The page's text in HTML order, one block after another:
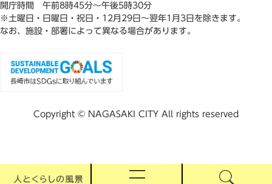
開庁時間 午前8時45分～午後5時30分
※土曜日・日曜日・祝日・12月29日～翌年1月3日を除きます。
なお、施設・部署によって異なる場合があります。
Copyright © NAGASAKI CITY All rights reserved